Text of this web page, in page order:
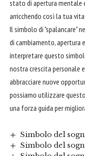
stato di apertura mentale
arricchendo così la tua
Il simbolo di "spalancare"
di cambiamento, apertura
interpretare questo
nostra crescita personale
abbracciare nuove
possiamo utilizzare
una forza guida per
Simbolo del
Simbolo del